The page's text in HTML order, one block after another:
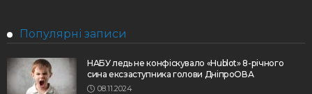
Популярні записи
НАБУ ледь не конфіскувало «Hublot» 8-річного
сина ексзаступника голови ДніпроОВА
08.11.2024